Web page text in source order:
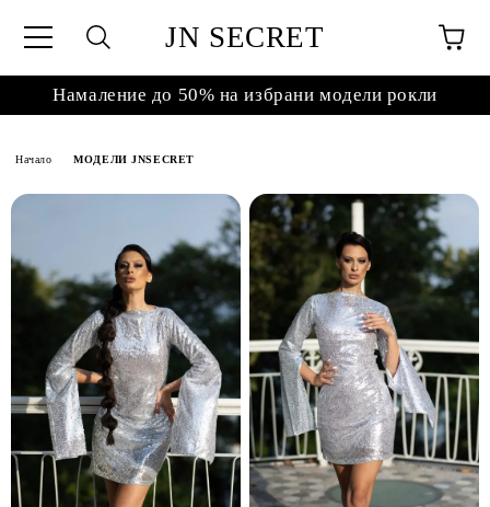
JN SECRET
Намаление до 50% на избрани модели рокли
Начало МОДЕЛИ JNSECRET